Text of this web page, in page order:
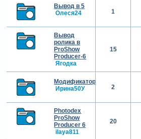
Вывод в 5
Олеся24
1
Вывод
ролика в
ProShow
Producer-6
Ягодка
15
Модификатор
Ирина50У
2
Photodex
ProShow
Producer 6
ilaya811
20